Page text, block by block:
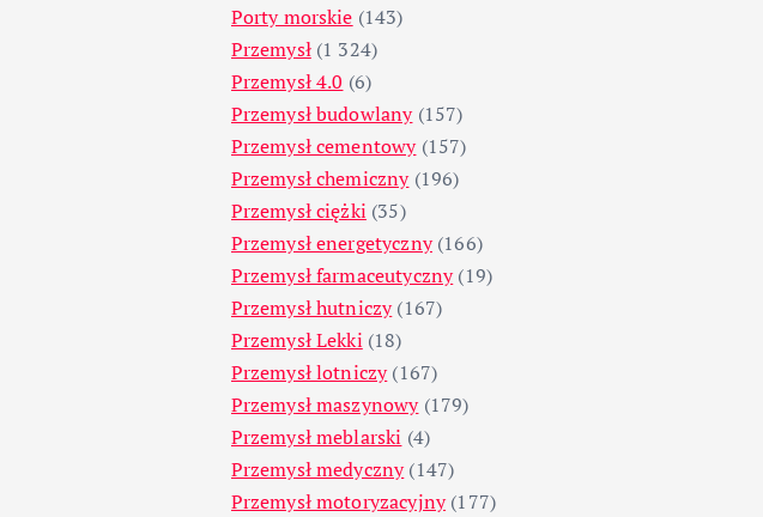
Porty morskie (143)
Przemysł(1 324)
Przemysł 4.0 (6)
Przemysł budowlany(157)
Przemysł cementowy(157)
Przemysł chemiczny(196)
Przemysł ciężki (35)
Przemysł energetyczny(166)
Przemysł farmaceutyczny(19)
Przemysł hutniczy(167)
Przemysł Lekki (18)
Przemysł lotniczy(167)
Przemysł maszynowy(179)
Przemysł meblarski (4)
Przemysł medyczny(147)
Przemysł motoryzacyjny(177)